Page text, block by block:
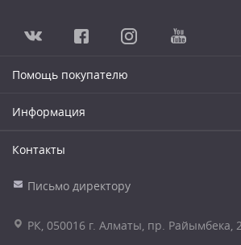
Помощь покупателю
Информация
Контакты
Письмо директору
РК, 050016 г. Алматы, пр. Райымбека,